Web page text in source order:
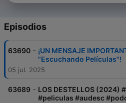
Episodios
63690 - ¡UN MENSAJE
"Escuchando Películas"!
05 jul. 2025
63689 - LOS DESTELLOS (2024)
#peliculas #audesc